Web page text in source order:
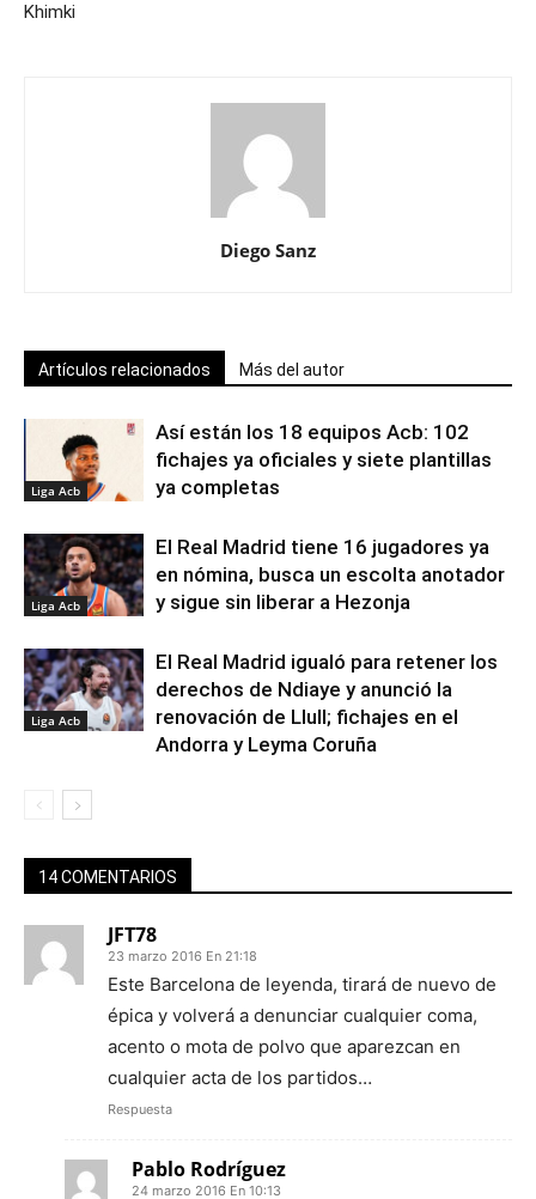
Khimki
Diego Sanz
Artículos relacionados Más del autor
Liga Acb
Así están los 18 equipos Acb: 102
fichajes ya oficiales y siete plantillas
ya completas
Liga Acb
El Real Madrid tiene 16 jugadores ya
en nómina, busca un escolta anotador
y sigue sin liberar a Hezonja
Liga Acb
El Real Madrid igualó para retener los
derechos de Ndiaye y anunció la
renovación de Llull; fichajes en el
Andorra y Leyma Coruña
14 COMENTARIOS
JFT78
23 marzo 2016 En 21:18
Este Barcelona de leyenda, tirará de nuevo de
épica y volverá a denunciar cualquier coma,
acento o mota de polvo que aparezcan en
cualquier acta de los partidos…
Respuesta
Pablo Rodríguez
24 marzo 2016 En 10:13